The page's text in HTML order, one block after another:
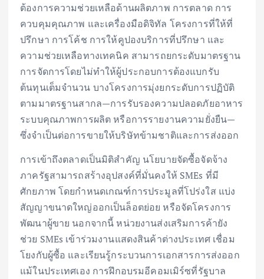
ต้องการความช่วยเหลือด้านผลิตภาพ การตลาด การ
ควบคุมคุณภาพ และเครื่องมือดิจิทัล โครงการที่ให้ที่
ปรึกษา การโค้ช การให้คูปองบริการที่ปรึกษา และ
ความช่วยเหลือทางเทคนิค สามารถยกระดับมาตรฐาน
การจัดการโดยไม่ทำให้ผู้ประกอบการต้องแบกรับ
ต้นทุนเต็มจำนวน บางโครงการมุ่งยกระดับการปฏิบัติ
ตามมาตรฐานสากล—การรับรองความปลอดภัยอาหาร
ระบบคุณภาพการผลิต หรือการรายงานความยั่งยืน—
ซึ่งจำเป็นต่อการขายให้บริษัทข้ามชาติและการส่งออก
การเข้าถึงตลาดเป็นมิติสำคัญ นโยบายจัดซื้อจัดจ้าง
ภาครัฐสามารถสร้างอุปสงค์ที่มั่นคงให้ SMEs ที่มี
ศักยภาพ โดยกำหนดเกณฑ์การประมูลที่โปร่งใส แบ่ง
สัญญาขนาดใหญ่ออกเป็นล็อตย่อย หรือจัดโครงการ
พัฒนาผู้ขาย นอกจากนี้ หน่วยงานส่งเสริมการค้ายัง
ช่วย SMEs เข้าร่วมงานแสดงสินค้าต่างประเทศ เชื่อม
โยงกับผู้ซื้อ และเรียนรู้กระบวนการเอกสารการส่งออก
แม้ในประเทศเอง การฝึกอบรมอีคอมเมิร์ซที่รัฐบาล